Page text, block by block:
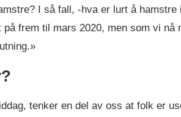
I så fall, -hva er lurt å
frem til mars 2020, men som vi nå
tenker en del av oss at folk er